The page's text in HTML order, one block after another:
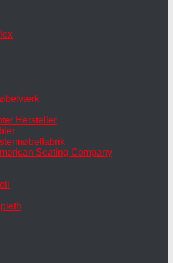
Hersteller
Seating Company